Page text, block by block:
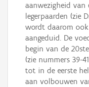
aanwezigheid
legerpaarden (zie
wordt daarom
aangeduid. De
begin van de
(zie nummers 39-
tot in de eerste
aan volbouwen